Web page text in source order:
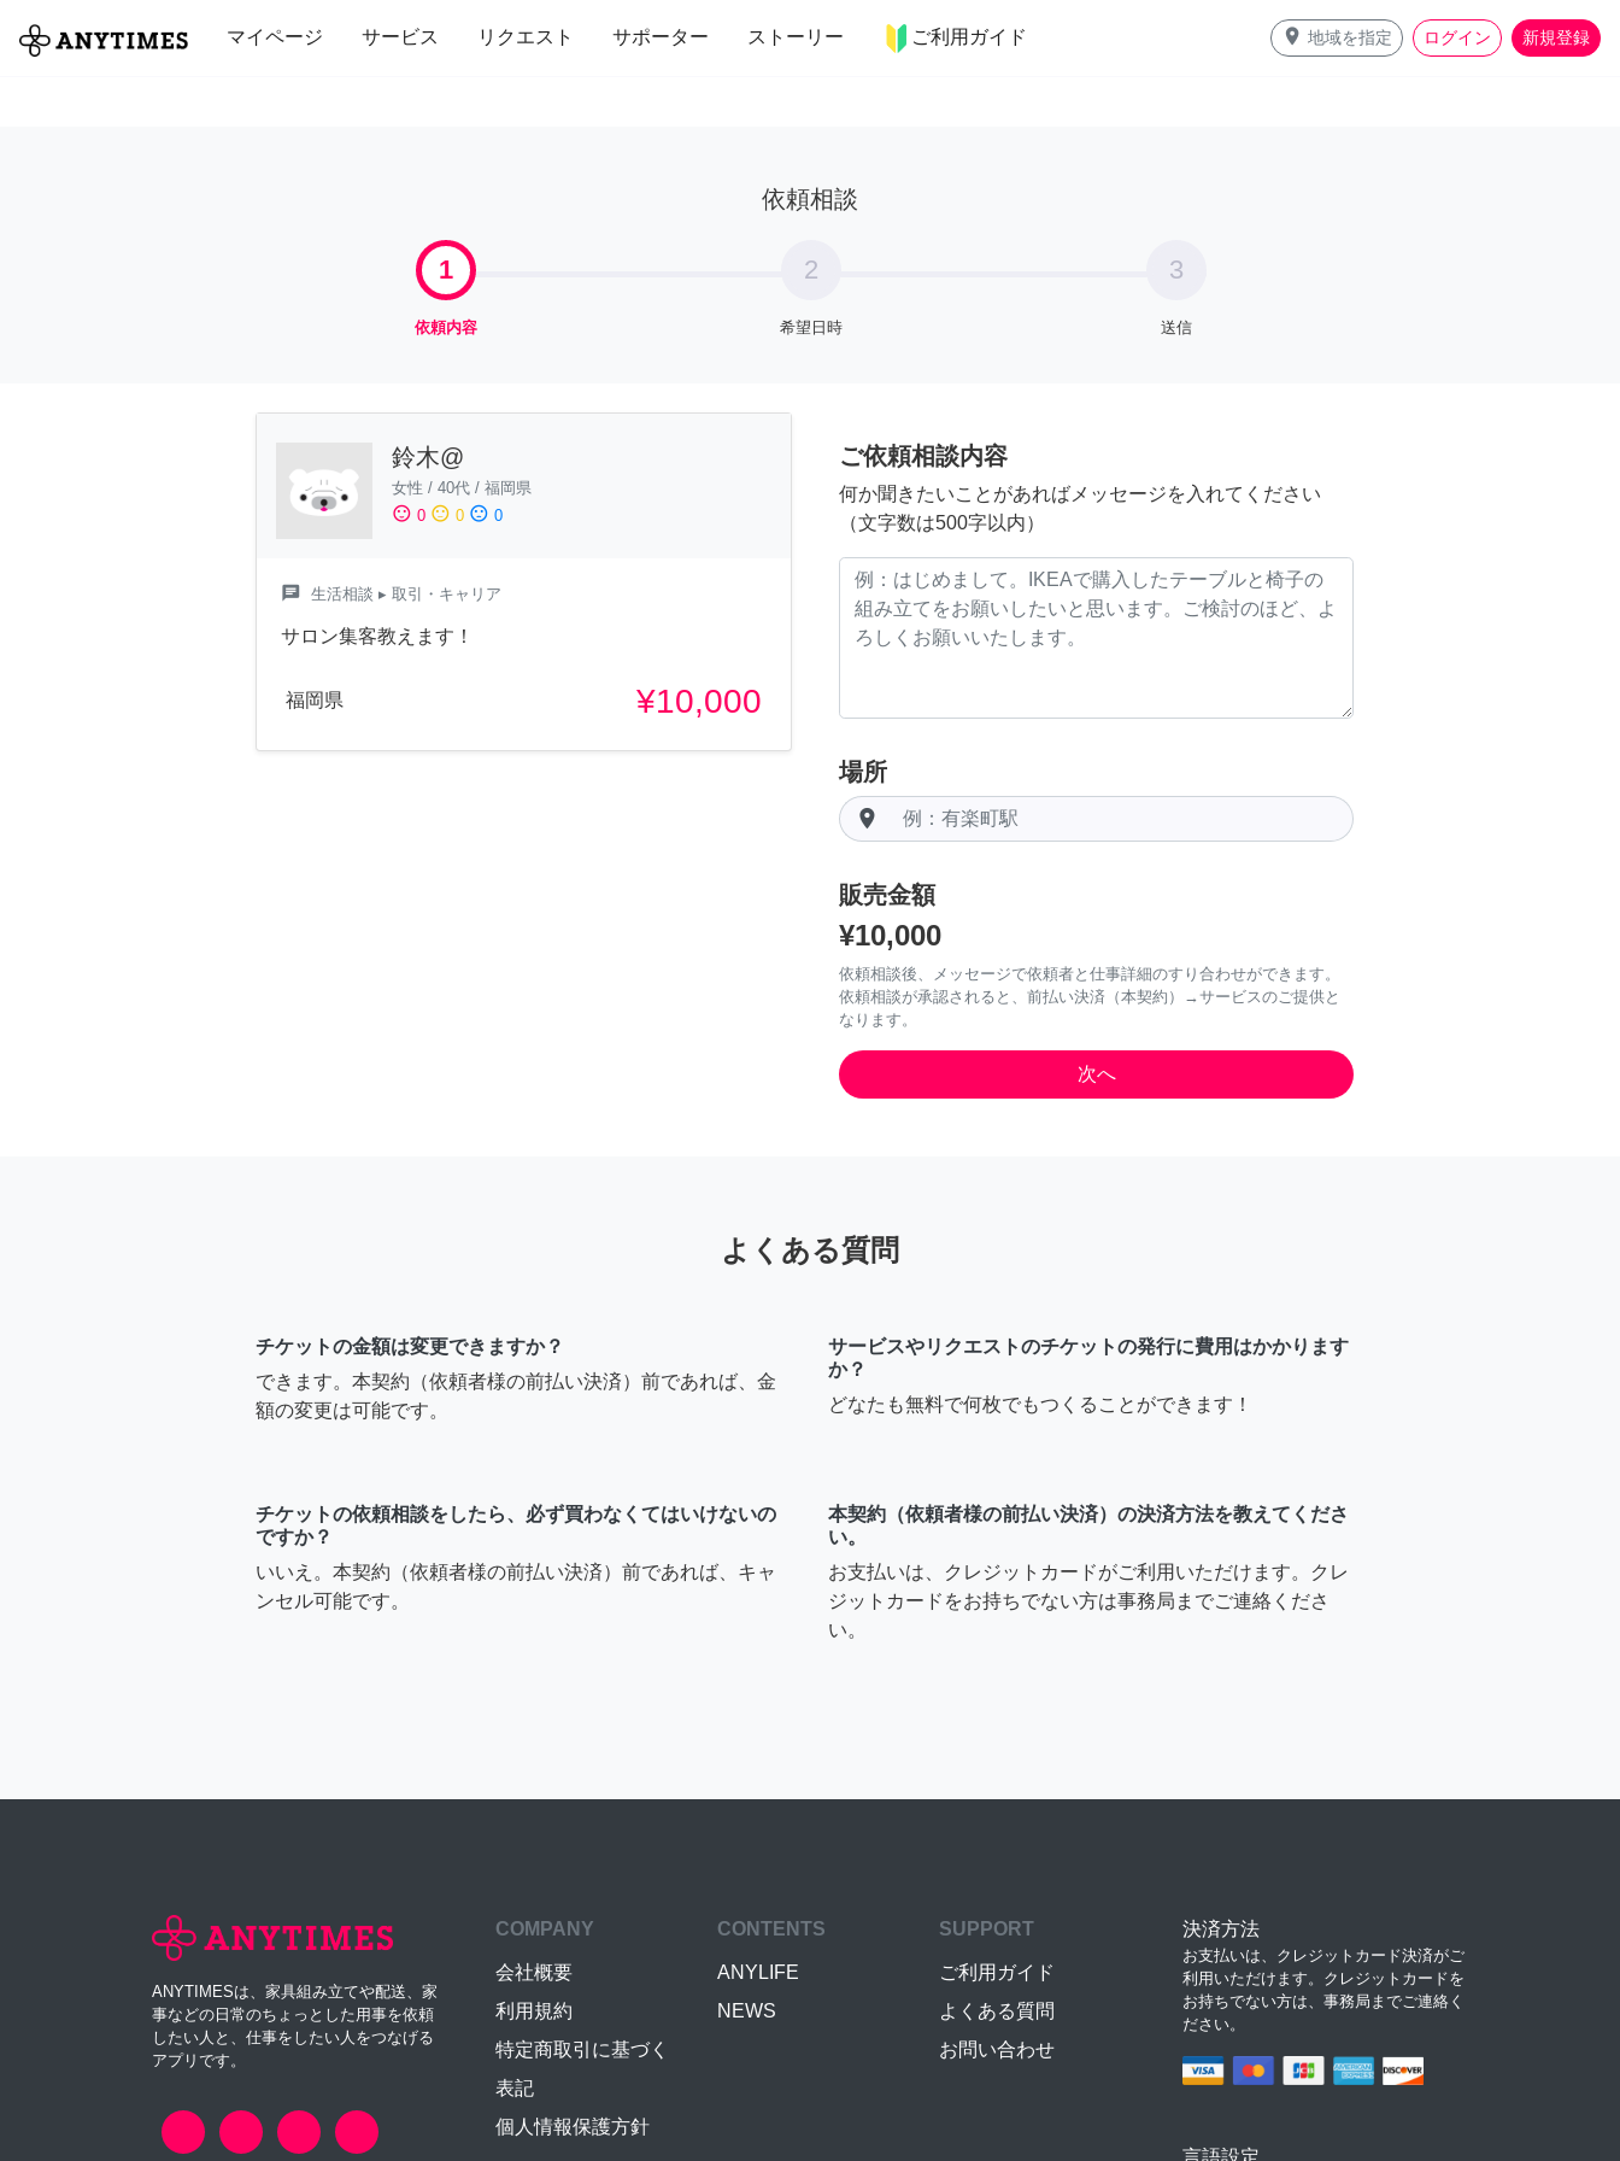
マイページ サービス リクエスト サポーター ストーリー ご利用ガイド place 地域を指定 ログイン 新規登録
全て 修理・組立 家事 引っ越し インテリア 趣味・習い事 ペット 料理
依頼相談
1
依頼内容
2
希望日時
3
送信
鈴木@
女性 / 40代 / 福岡県
sentiment_satisfied 0 sentiment_neutral 0 sentiment_dissatisfied 0
chat 生活相談 ▸ 取引・キャリア
サロン集客教えます！
福岡県 ¥10,000
ご依頼相談内容
何か聞きたいことがあればメッセージを入れてください
（文字数は500字以内）
場所
room
販売金額
¥10,000
依頼相談後、メッセージで依頼者と仕事詳細のすり合わせができます。
依頼相談が承認されると、前払い決済（本契約）→サービスのご提供と
なります。
よくある質問
チケットの金額は変更できますか？
できます。本契約（依頼者様の前払い決済）前であれば、金
額の変更は可能です。
サービスやリクエストのチケットの発行に費用はかかります
か？
どなたも無料で何枚でもつくることができます！
チケットの依頼相談をしたら、必ず買わなくてはいけないの
ですか？
いいえ。本契約（依頼者様の前払い決済）前であれば、キャ
ンセル可能です。
本契約（依頼者様の前払い決済）の決済方法を教えてくださ
い。
お支払いは、クレジットカードがご利用いただけます。クレ
ジットカードをお持ちでない方は事務局までご連絡くださ
い。
ANYTIMESは、家具組み立てや配送、家
事などの日常のちょっとした用事を依頼
したい人と、仕事をしたい人をつなげる
アプリです。
COMPANY
会社概要
利用規約
特定商取引に基づく
表記
個人情報保護方針
CONTENTS
ANYLIFE
NEWS
SUPPORT
ご利用ガイド
よくある質問
お問い合わせ
決済方法
お支払いは、クレジットカード決済がご
利用いただけます。クレジットカードを
お持ちでない方は、事務局までご連絡く
ださい。
言語設定